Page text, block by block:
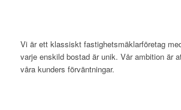
Vi är ett klassiskt fastighetsmäklarföretag
varje enskild bostad är unik. Vår ambition är
våra kunders förväntningar.